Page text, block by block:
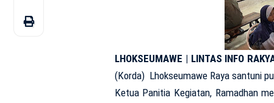
LHOKSEUMAWE | LINTAS INFO
(Korda) Lhokseumawe Raya santuni
Ketua Panitia Kegiatan, Ramadhan